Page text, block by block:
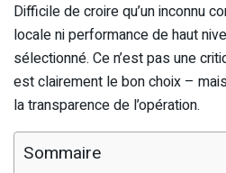
Difficile de croire qu’un inconnu
locale ni performance de haut
sélectionné. Ce n’est pas une
est clairement le bon choix –
la transparence de l’opération.
Sommaire